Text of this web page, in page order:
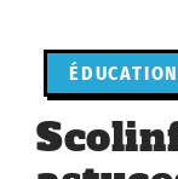
ÉDUCATION